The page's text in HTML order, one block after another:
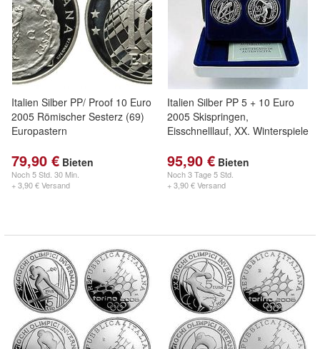
Italien Silber PP/ Proof 10 Euro
2005 Römischer Sesterz (69)
Europastern
79,90 € Bieten
Noch5 Std. 30 Min.
+ 3,90 € Versand
Italien Silber PP 5 + 10 Euro
2005 Skispringen,
Eisschnelllauf, XX. Winterspiele
95,90 € Bieten
Noch3 Tage 5 Std.
+ 3,90 € Versand